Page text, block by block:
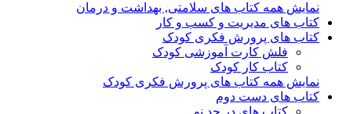
نمایش همه کتاب های سلامتی, بهداشت و درمان
کتاب های مدیریت و کسب و کار
کتاب های پرورش فکری کودک
فلش کارت آموزشی کودک
کتاب کار کودک
نمایش همه کتاب های پرورش فکری کودک
کتاب های دست دوم
کتاب های در حد نو